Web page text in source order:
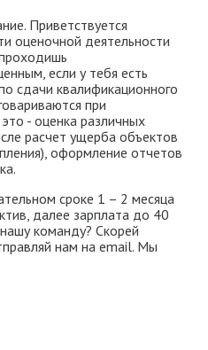
Приветствуется
оценочной деятельности
если у тебя есть
сдачи квалификационного
при
- оценка различных
расчет ущерба объектов
оформление отчетов
сроке 1 – 2 месяца
далее зарплата до 40
команду? Скорей
нам на email. Мы